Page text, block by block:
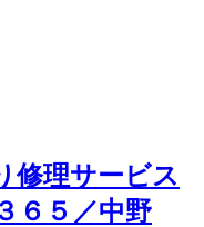
修理サービス
６５／中野